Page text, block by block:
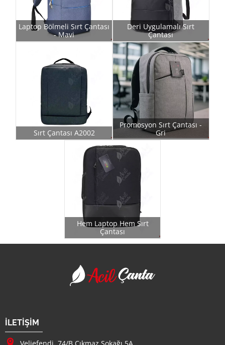
Laptop Bölmeli Sırt Çantası
- Mavi
Deri Uygulamalı Sırt
Çantası
Sırt Çantası A2002
Promosyon Sırt Çantası -
Gri
Hem Laptop Hem Sırt
Çantası
İLETİŞİM
Adresimiz :
Veliefendi, 74/B Çıkmaz Sokağı 5A